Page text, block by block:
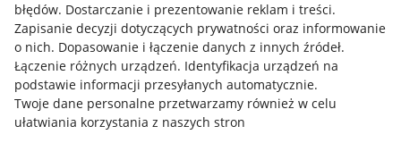
błędów. Dostarczanie i prezentowanie reklam i treści.
Zapisanie decyzji dotyczących prywatności oraz informowanie
o nich. Dopasowanie i łączenie danych z innych źródeł.
Łączenie różnych urządzeń. Identyfikacja urządzeń na
podstawie informacji przesyłanych automatycznie.
Twoje dane personalne przetwarzamy również w celu
ułatwiania korzystania z naszych stron
Informacje prawne
Regulamin
Polityka plików "cookies"
Ustawienia plików "cookies"